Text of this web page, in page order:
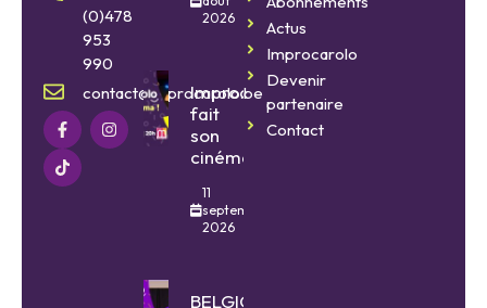
(0)478
953
990
contact@improcarolo.be
2026
Improcarolo
fait
son
cinéma
11
septembre
2026
BELGIQUE
Actus
Improcarolo
Devenir
partenaire
Contact